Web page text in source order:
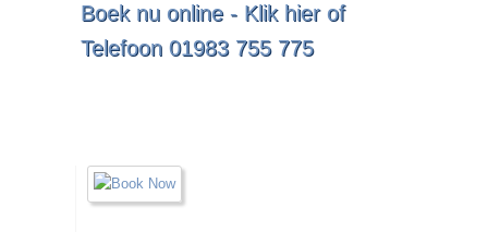
Boek nu online - Klik hierof
Telefoon 01983 755 775